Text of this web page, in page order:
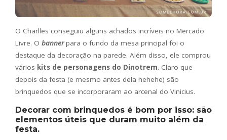
O Charlles conseguiu alguns achados incríveis no Mercado
Livre. O banner para o fundo da mesa principal foi o
destaque da decoração na parede. Além disso, ele comprou
vários kits de personagens do Dinotrem. Claro que
depois da festa (e mesmo antes dela hehehe) são
brinquedos que se incorporaram ao arcenal do Vinicius.
Decorar com brinquedos é bom por isso: são
elementos úteis que duram muito além da
festa.